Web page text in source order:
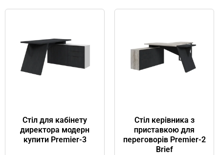
Стіл для кабінету
директора модерн
купити Premier-3
Стіл керівника з
приставкою для
переговорів Premier-2
Brief